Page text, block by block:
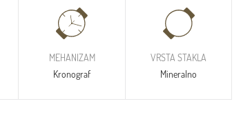
MEHANIZAM
Kronograf
VRSTA STAKLA
Mineralno